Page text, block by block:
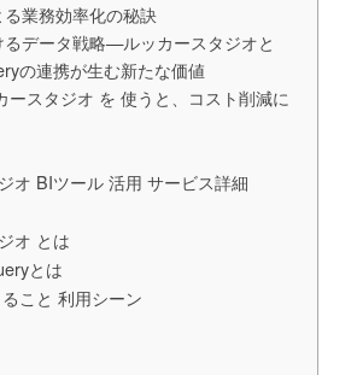
業務効率化の秘訣
データ戦略—ルッカースタジオと
の連携が生む新たな価値
ースタジオ を 使うと、コスト削減に
オ BIツール 活用 サービス詳細
オ とは
とは
こと 利用シーン